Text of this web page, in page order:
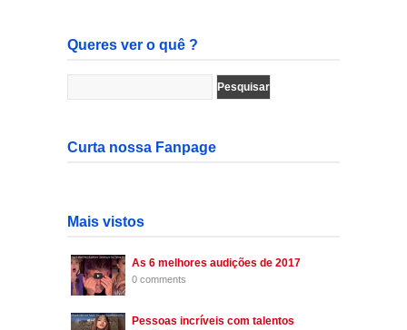
Queres ver o quê ?
Curta nossa Fanpage
Mais vistos
As 6 melhores audições de 2017
0 comments
Pessoas incríveis com talentos